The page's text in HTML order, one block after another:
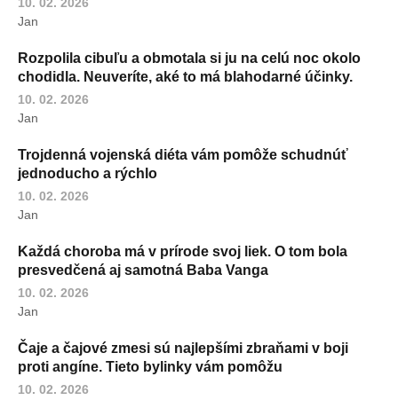
10. 02. 2026
Jan
Rozpolila cibuľu a obmotala si ju na celú noc okolo
chodidla. Neuveríte, aké to má blahodarné účinky.
10. 02. 2026
Jan
Trojdenná vojenská diéta vám pomôže schudnúť
jednoducho a rýchlo
10. 02. 2026
Jan
Každá choroba má v prírode svoj liek. O tom bola
presvedčená aj samotná Baba Vanga
10. 02. 2026
Jan
Čaje a čajové zmesi sú najlepšími zbraňami v boji
proti angíne. Tieto bylinky vám pomôžu
10. 02. 2026